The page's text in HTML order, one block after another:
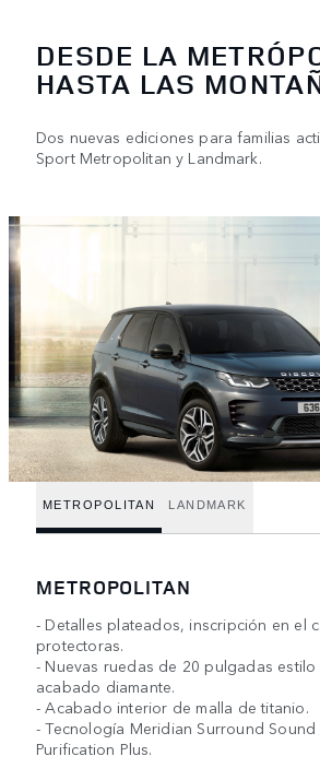
DESDE LA
HASTA LAS
Dos nuevas ediciones para familias
Sport Metropolitan y Landmark.
METROPOLITAN LANDMARK
METROPOLITAN
- Detalles plateados, inscripción en el
protectoras.
- Nuevas ruedas de 20 pulgadas estilo
acabado diamante.
- Acabado interior de malla de titanio.
- Tecnología Meridian Surround
Purification Plus.